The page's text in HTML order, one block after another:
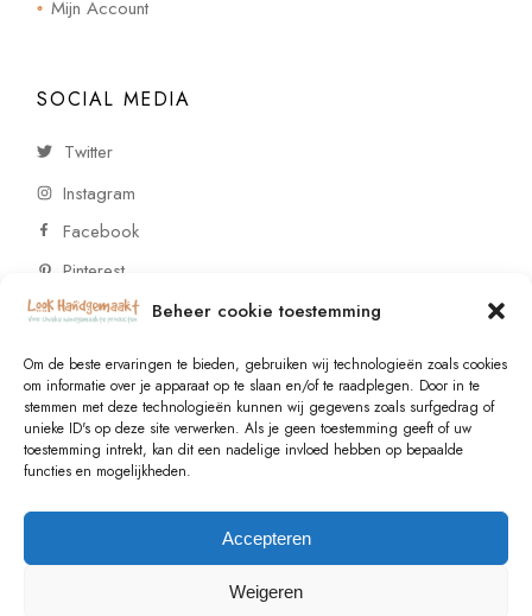
Beheer cookie toestemming
Om de beste ervaringen te bieden, gebruiken wij technologieën zoals cookies
om informatie over je apparaat op te slaan en/of te raadplegen. Door in te
stemmen met deze technologieën kunnen wij gegevens zoals surfgedrag of
unieke ID's op deze site verwerken. Als je geen toestemming geeft of uw
toestemming intrekt, kan dit een nadelige invloed hebben op bepaalde
functies en mogelijkheden.
Accepteren
Weigeren
Mijn Account
SOCIAL MEDIA
Twitter
Instagram
Facebook
Pinterest
CONTACT
Vragen of wensen? Neem contact op!
+31 (0)6 229 021 29